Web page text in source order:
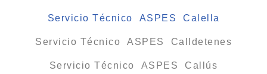
Servicio Técnico ASPES Calella
Servicio Técnico ASPES Calldetenes
Servicio Técnico ASPES Callús